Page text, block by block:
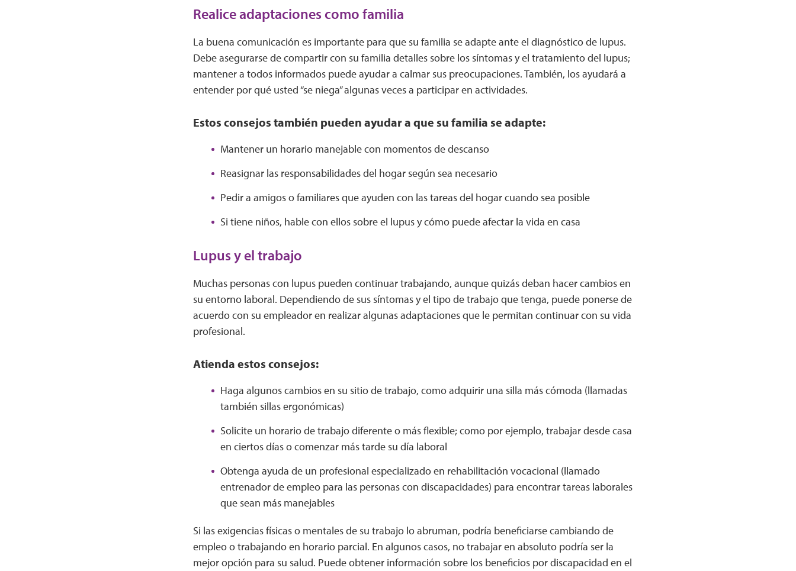
Realice adaptaciones como familia
La buena comunicación es importante para que su familia se adapte ante el diagnóstico de lupus.
Debe asegurarse de compartir con su familia detalles sobre los síntomas y el tratamiento del lupus;
mantener a todos informados puede ayudar a calmar sus preocupaciones. También, los ayudará a
entender por qué usted “se niega” algunas veces a participar en actividades.
Estos consejos también pueden ayudar a que su familia se adapte:
Mantener un horario manejable con momentos de descanso
Reasignar las responsabilidades del hogar según sea necesario
Pedir a amigos o familiares que ayuden con las tareas del hogar cuando sea posible
Si tiene niños, hable con ellos sobre el lupus y cómo puede afectar la vida en casa
Lupus y el trabajo
Muchas personas con lupus pueden continuar trabajando, aunque quizás deban hacer cambios en
su entorno laboral. Dependiendo de sus síntomas y el tipo de trabajo que tenga, puede ponerse de
acuerdo con su empleador en realizar algunas adaptaciones que le permitan continuar con su vida
profesional.
Atienda estos consejos:
Haga algunos cambios en su sitio de trabajo, como adquirir una silla más cómoda (llamadas
también sillas ergonómicas)
Solicite un horario de trabajo diferente o más flexible; como por ejemplo, trabajar desde casa
en ciertos días o comenzar más tarde su día laboral
Obtenga ayuda de un profesional especializado en rehabilitación vocacional (llamado
entrenador de empleo para las personas con discapacidades) para encontrar tareas laborales
que sean más manejables
Si las exigencias físicas o mentales de su trabajo lo abruman, podría beneficiarse cambiando de
empleo o trabajando en horario parcial. En algunos casos, no trabajar en absoluto podría ser la
mejor opción para su salud. Puede obtener información sobre los beneficios por discapacidad en el